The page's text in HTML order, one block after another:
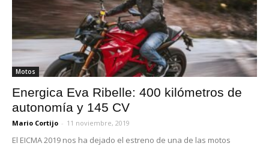
Motos
Energica Eva Ribelle: 400 kilómetros de
autonomía y 145 CV
Mario Cortijo - 11 noviembre, 2019
El EICMA 2019 nos ha dejado el estreno de una de las motos